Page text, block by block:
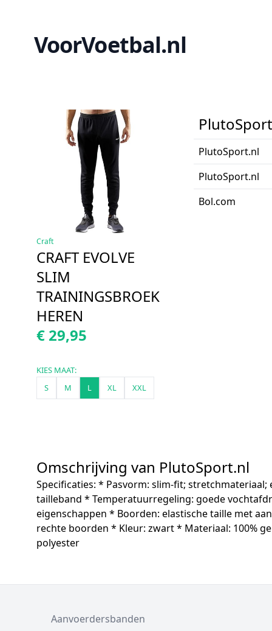
VoorVoetbal.nl
Craft
CRAFT EVOLVE
SLIM
TRAININGSBROEK
HEREN
€ 29,95
KIES MAAT:
S
M L XL XXL
PlutoSport.nl
PlutoSport.nl
Bol.com
Omschrijving van PlutoSport.nl
Specificaties: * Pasvorm: slim-fit; stretchmateriaal;
tailleband * Temperatuurregeling: goede
eigenschappen * Boorden: elastische taille met
rechte boorden * Kleur: zwart * Materiaal: 100%
polyester
Aanvoerdersbanden